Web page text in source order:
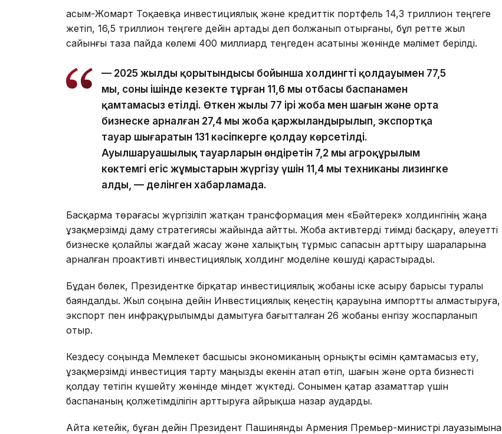
Қасым-Жомарт Тоқаевқа инвестициялық және кредиттік портфель 14,3 триллион теңгеге
жетіп, 16,5 триллион теңгеге дейін артады деп болжанып отырғаны, бұл ретте жыл
сайынғы таза пайда көлемі 400 миллиард теңгеден асатыны жөнінде мәлімет берілді.
— 2025 жылдың қорытындысы бойынша холдингтің қолдауымен 77,5
мың, соның ішінде кезекте тұрған 11,6 мың отбасы баспанамен
қамтамасыз етілді. Өткен жылы 77 ірі жоба мен шағын және орта
бизнеске арналған 27,4 мың жоба қаржыландырылып, экспортқа
тауар шығаратын 131 кәсіпкерге қолдау көрсетілді.
Ауылшаруашылық тауарларын өндіретін 7,2 мың агроқұрылым
көктемгі егіс жұмыстарын жүргізу үшін 11,4 мың техниканы лизингке
алды, — делінген хабарламада.
Басқарма төрағасы жүргізіліп жатқан трансформация мен «Бәйтерек» холдингінің жаңа
ұзақмерзімді даму стратегиясы жайында айтты. Жоба активтерді тиімді басқару, әлеуетті
бизнеске қолайлы жағдай жасау және халықтың тұрмыс сапасын арттыру шараларына
арналған проактивті инвестициялық холдинг моделіне көшуді қарастырады.
Бұдан бөлек, Президентке бірқатар инвестициялық жобаны іске асыру барысы туралы
баяндалды. Жыл соңына дейін Инвестициялық кеңестің қарауына импортты алмастыруға,
экспорт пен инфрақұрылымды дамытуға бағытталған 26 жобаны енгізу жоспарланып
отыр.
Кездесу соңында Мемлекет басшысы экономиканың орнықты өсімін қамтамасыз ету,
ұзақмерзімді инвестиция тарту маңызды екенін атап өтіп, шағын және орта бизнесті
қолдау тетігін күшейту жөнінде міндет жүктеді. Сонымен қатар азаматтар үшін
баспананың қолжетімділігін арттыруға айрықша назар аударды.
Айта кетейік, бұған дейін Президент Пашинянды Армения Премьер-министрі лауазымына